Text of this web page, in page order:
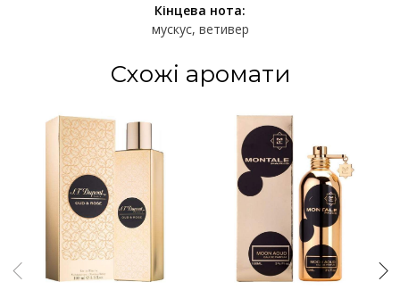
Кінцева нота:
мускус ветивер
Схожі аромати